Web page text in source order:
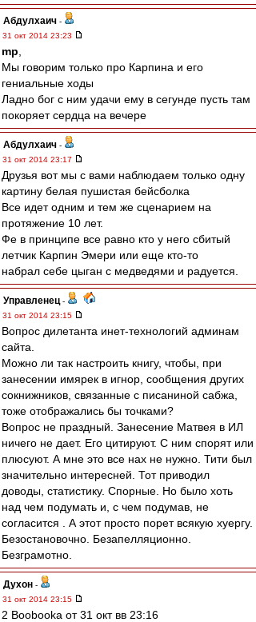
Абдулхаич -
31 окт 2014 23:23
mp
Мы говорим только про Карпина и его
гениальные ходы
Ладно бог с ним удачи ему в сегунде пусть там
покоряет сердца на вечере
Абдулхаич -
31 окт 2014 23:17
Друзья вот мы с вами наблюдаем только одну
картину белая пушистая бейсболка
Все идет одним и тем же сценарием на
протяжение 10 лет.
Фе в принципе все равно кто у него сбитый
летчик Карпин Эмери или еще кто-то
набрал себе цыган с медведями и радуется.
Управленец -
31 окт 2014 23:15
Вопрос дилетанта инет-технологий админам
сайта.
Можно ли так настроить книгу, чтобы, при
занесении имярек в игнор, сообщения других
сокнижников, связанные с писаниной сабжа,
тоже отображались бы точками?
Вопрос не праздный. Занесение Матвея в ИЛ
ничего не дает. Его цитируют. С ним спорят или
плюсуют. А мне это все нах не нужно. Тити был
значительно интересней. Тот приводил
доводы, статистику. Спорные. Но было хоть
над чем подумать и, с чем подумав, не
согласится . А этот просто порет всякую хуергу.
Безостановочно. Безапелляционно.
Безграмотно.
Духон -
31 окт 2014 23:15
2 Boobooka от 31 окт вв 23:16